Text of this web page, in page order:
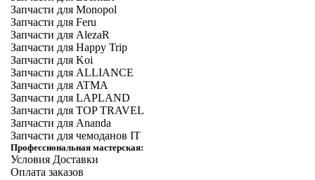
Запчасти для Monopol
Запчасти для Feru
Запчасти для AlezaR
Запчасти для Happy Trip
Запчасти для Koi
Запчасти для ALLIANCE
Запчасти для ATMA
Запчасти для LAPLAND
Запчасти для TOP TRAVEL
Запчасти для Ananda
Запчасти для чемоданов IT
Профессиональная мастерская:
Условия Доставки
Оплата заказов